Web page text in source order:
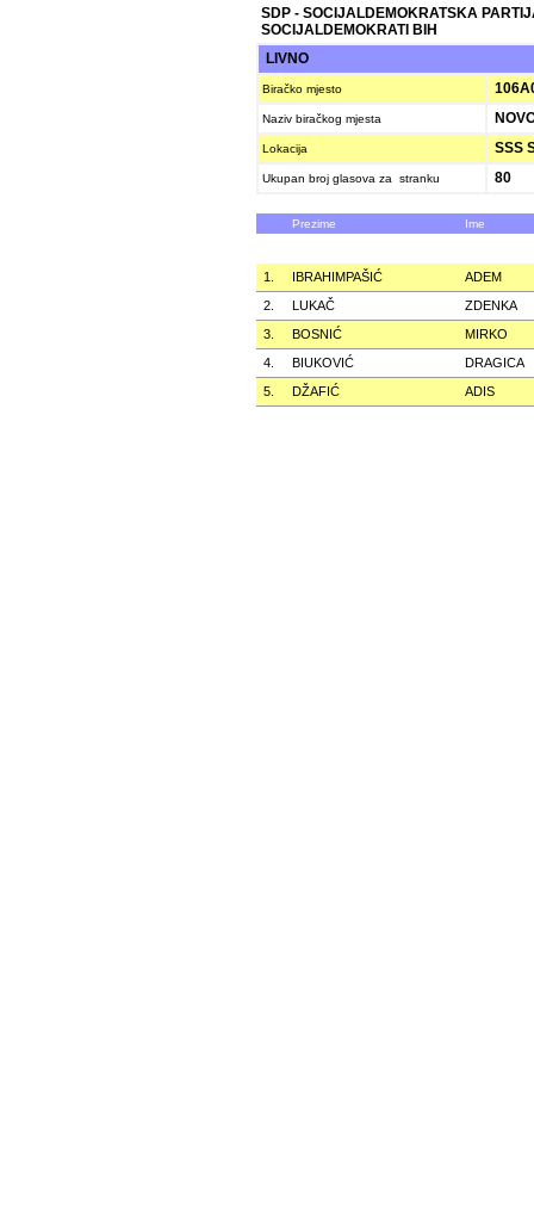
SDP - SOCIJALDEMOKRATSKA
SOCIJALDEMOKRATI BIH
LIVNO
Biračko mjesto
Naziv biračkog mjesta
Lokacija SSS
Ukupan broj glasova za stranku 80
Prezime Ime
1. IBRAHIMPAŠIĆ
ADEM
2.
LUKAČ
ZDENKA
3.
BOSNIĆ
MIRKO
4.
BIUKOVIĆ
DRAGICA
5.
DŽAFIĆ ADIS